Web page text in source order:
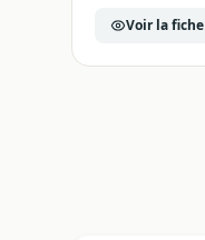
Voir la fiche